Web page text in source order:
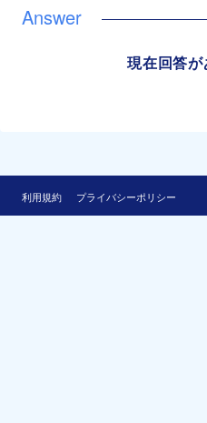
現在回答
利用規約 プライバシーポリシー